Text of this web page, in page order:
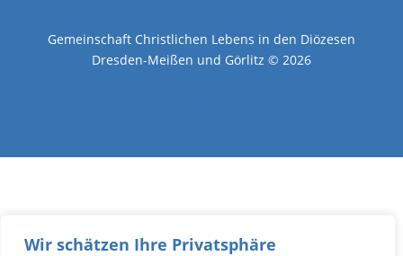
Wir schätzen Ihre Privatsphäre
Gemeinschaft Christlichen Lebens in den Diözesen
Dresden-Meißen und Görlitz © 2026